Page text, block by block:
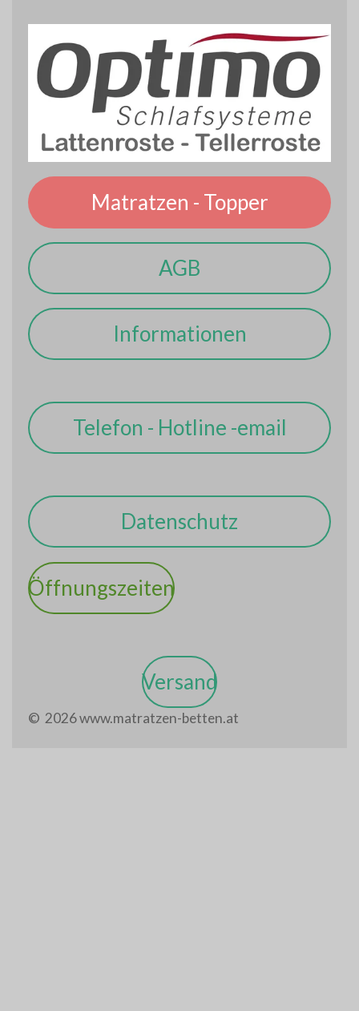
Matratzen - Topper
AGB
Informationen
Telefon - Hotline -email
Datenschutz
Öffnungszeiten
Versand
© 2026 www.matratzen-betten.at